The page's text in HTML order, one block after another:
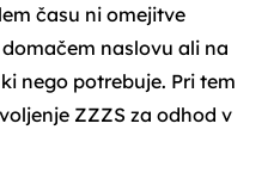
času ni omejitve
naslovu ali na
nego potrebuje. Pri tem
ZZZS za odhod v